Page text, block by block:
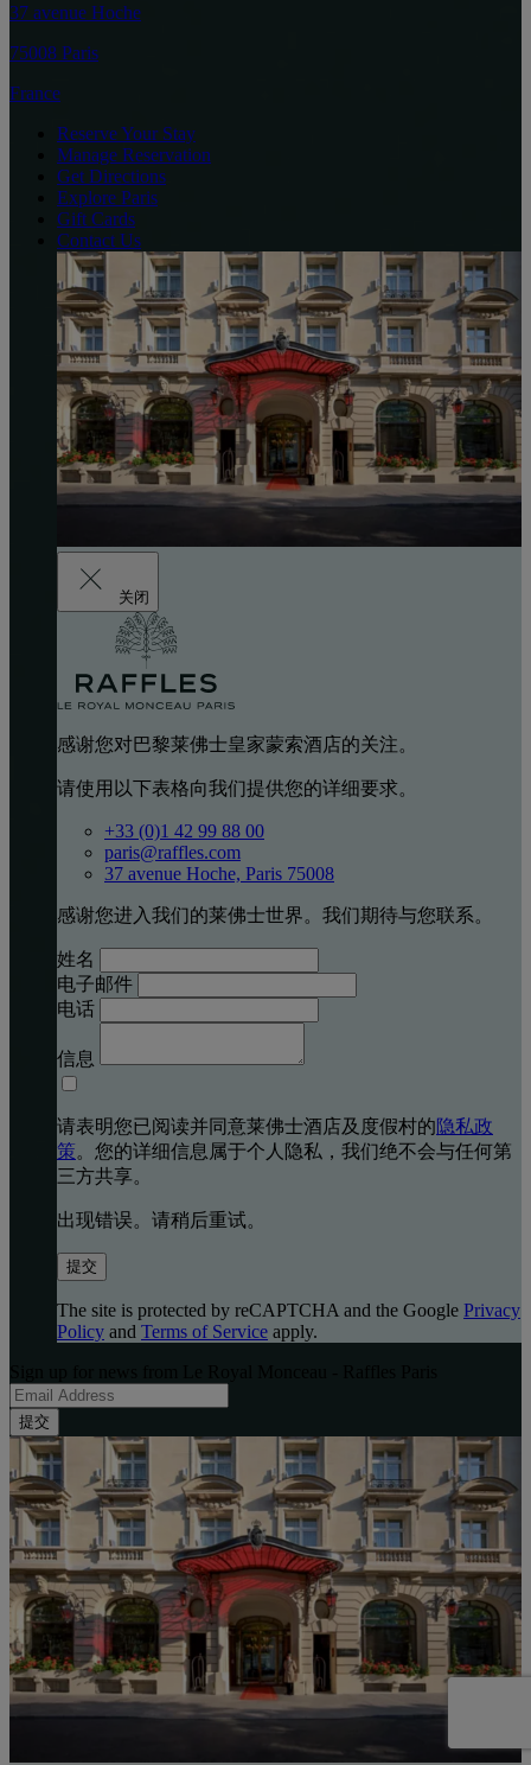
37 avenue Hoche
75008 Paris
France
Reserve Your Stay
Manage Reservation
Get Directions
Explore Paris
Gift Cards
Contact Us
关闭
感谢您对巴黎莱佛士皇家蒙索酒店的关注。
请使用以下表格向我们提供您的详细要求。
+33 (0)1 42 99 88 00
paris@raffles.com
37 avenue Hoche, Paris 75008
感谢您进入我们的莱佛士世界。我们期待与您联系。
姓名
电子邮件
电话
信息
请表明您已阅读并同意莱佛士酒店及度假村的隐私政
策。您的详细信息属于个人隐私，我们绝不会与任何第
三方共享。
出现错误。请稍后重试。
提交
The site is protected by reCAPTCHA and the Google Privacy
Policy and Terms of Service apply.
提交